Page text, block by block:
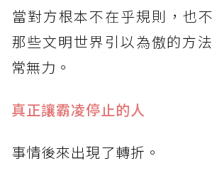
當對方根本不在乎規則，也
那些文明世界引以為傲的方
常無力。
​真正讓霸凌停止的人
​事情後來出現了轉折。